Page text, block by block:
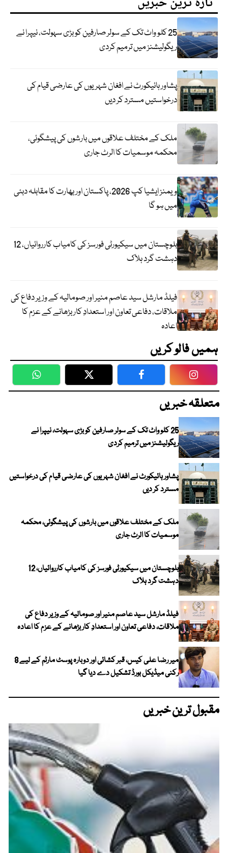
25 کلو واٹ تک کے سولر صارفین کو بڑی سہولت، نیپرا نے
ریگولیشنز میں ترمیم کردی
پشاور ہائیکورٹ نے افغان شہریوں کی عارضی قیام کی
درخواستیں مسترد کر دیں
ملک کے مختلف علاقوں میں بارشوں کی پیشگوئی،
محکمہ موسمیات کا الرٹ جاری
ویمنز ایشیا کپ 2026، پاکستان اور بھارت کا مقابلہ دبئی
میں ہو گا
بلوچستان میں سیکیورٹی فورسز کی کامیاب کارروائیاں، 12
دہشت گرد ہلاک
فیلڈ مارشل سید عاصم منیر اور صومالیہ کے وزیر دفاع کی
ملاقات، دفاعی تعاون اور استعدادِ کار بڑھانے کے عزم کا
اعادہ
ہمیں فالو کریں
WhatsApp Twitter Facebook
متعلقہ خبریں
25 کلو واٹ تک کے سولر صارفین کو بڑی سہولت، نیپرا نے
ریگولیشنز میں ترمیم کردی
پشاور ہائیکورٹ نے افغان شہریوں کی عارضی قیام کی درخواستیں
مسترد کر دیں
ملک کے مختلف علاقوں میں بارشوں کی پیشگوئی، محکمہ
موسمیات کا الرٹ جاری
بلوچستان میں سیکیورٹی فورسز کی کامیاب کارروائیاں، 12
دہشت گرد ہلاک
فیلڈ مارشل سید عاصم منیر اور صومالیہ کے وزیر دفاع کی
ملاقات، دفاعی تعاون اور استعدادِ کار بڑھانے کے عزم کا اعادہ
میر رضا علی کیس، قبر کشائی اور دوبارہ پوسٹ مارٹم کے لیے 8
رکنی میڈیکل بورڈ تشکیل دے دیا گیا
مقبول ترین خبریں